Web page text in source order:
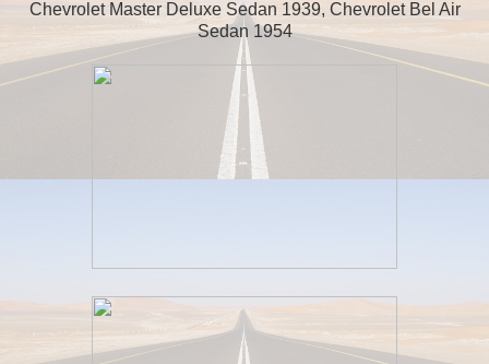
Chevrolet Master Deluxe Sedan 1939, Chevrolet Bel Air
Sedan 1954